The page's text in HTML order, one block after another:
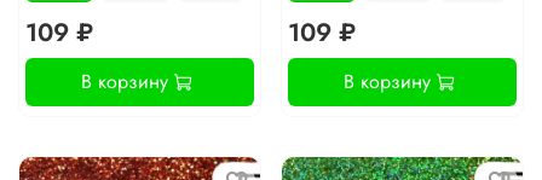
109 ₽
В корзину
109 ₽
В корзину